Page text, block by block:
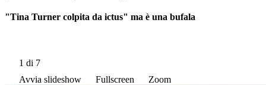
"Tina Turner colpita da ictus" ma è una bufala
1 di 7
Avvia slideshow
Fullscreen Zoom